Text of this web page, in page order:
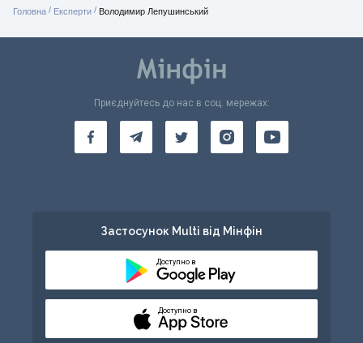
Головна / Експерти / Володимир Лепушинський
Приєднуйтесь до нас в соц. мережах:
Застосунок Multi від Мінфін
Доступно в
Доступно в